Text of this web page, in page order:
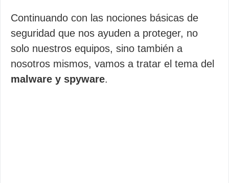
Continuando con las nociones básicas de
seguridad que nos ayuden a proteger, no
solo nuestros equipos, sino también a
nosotros mismos, vamos a tratar el tema del
malware y spyware.